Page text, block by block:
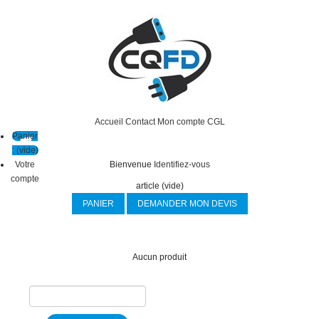
Accueil Contact Mon compte CGL
Panier
: (vide)
Votre
compte
Bienvenue Identifiez-vous
article (vide)
PANIER
DEMANDER MON DEVIS
Aucun produit